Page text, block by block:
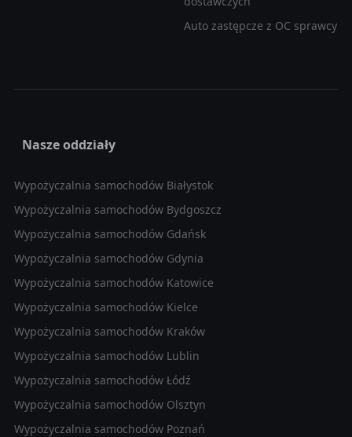
Auto zastępcze z OC sprawcy
Nasze oddziały
Wypożyczalnia samochodów Białystok
Wypożyczalnia samochodów Bydgoszcz
Wypożyczalnia samochodów Gdańsk
Wypożyczalnia samochodów Gdynia
Wypożyczalnia samochodów Katowice
Wypożyczalnia samochodów Kielce
Wypożyczalnia samochodów Kraków
Wypożyczalnia samochodów Lublin
Wypożyczalnia samochodów Łódź
Wypożyczalnia samochodów Olsztyn
Wypożyczalnia samochodów Poznań